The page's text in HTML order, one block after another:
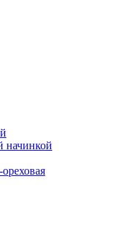
начинкой